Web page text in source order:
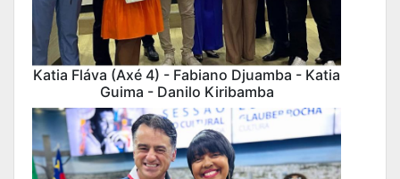
Katia Fláva (Axé 4) - Fabiano Djuamba - Katia
Guima - Danilo Kiribamba